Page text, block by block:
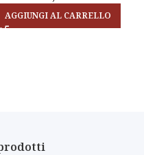
AGGIUNGI AL CARRELLO